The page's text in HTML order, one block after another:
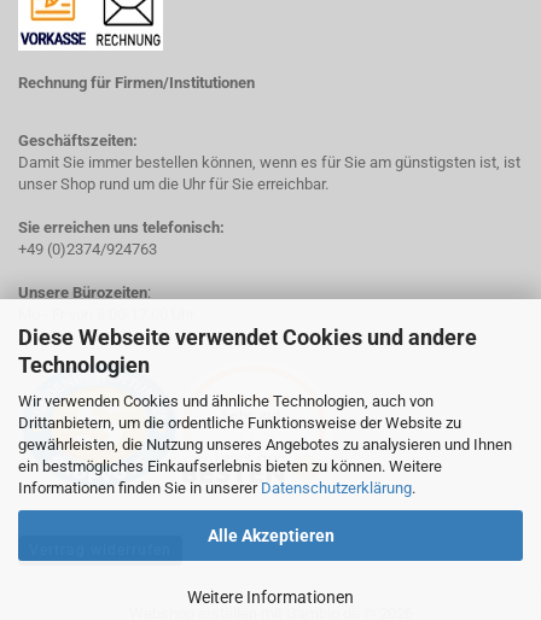
Diese Webseite verwendet Cookies und andere
Technologien
Wir verwenden Cookies und ähnliche Technologien, auch von
Drittanbietern, um die ordentliche Funktionsweise der Website zu
gewährleisten, die Nutzung unseres Angebotes zu analysieren und Ihnen
ein bestmögliches Einkaufserlebnis bieten zu können. Weitere
Informationen finden Sie in unserer Datenschutzerklärung.
Alle Akzeptieren
Weitere Informationen
Rechnung für Firmen/Institutionen
Geschäftszeiten:
Damit Sie immer bestellen können, wenn es für Sie am günstigsten ist, ist
unser Shop rund um die Uhr für Sie erreichbar.
Sie erreichen uns telefonisch:
+49 (0)2374/924763
Unsere Bürozeiten: